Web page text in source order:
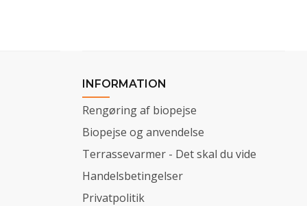
INFORMATION
Rengøring af biopejse
Biopejse og anvendelse
Terrassevarmer - Det skal du vide
Handelsbetingelser
Privatpolitik